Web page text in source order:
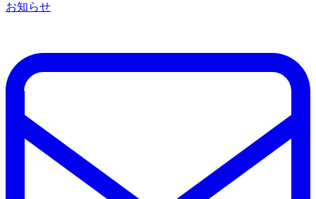
お知らせ